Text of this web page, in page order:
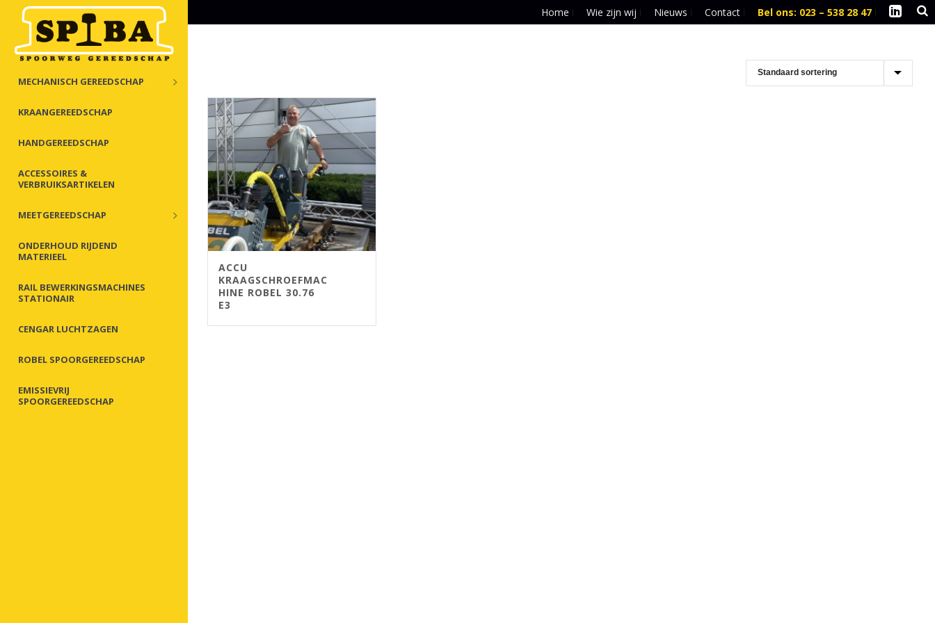
Home Wie zijn wij Nieuws Contact Bel ons: 023 – 538 28 47
MECHANISCH GEREEDSCHAP
KRAANGEREEDSCHAP
HANDGEREEDSCHAP
ACCESSOIRES &
VERBRUIKSARTIKELEN
MEETGEREEDSCHAP
ONDERHOUD RIJDEND
MATERIEEL
RAIL BEWERKINGSMACHINES
STATIONAIR
CENGAR LUCHTZAGEN
ROBEL SPOORGEREEDSCHAP
EMISSIEVRIJ
SPOORGEREEDSCHAP
ACCU
KRAAGSCHROEFMAC
HINE ROBEL 30.76
E3